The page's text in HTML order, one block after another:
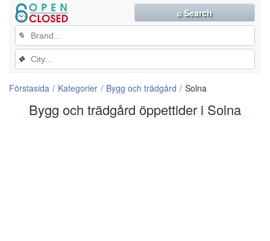
Bygg och trädgård öppettider i Solna
✎
❖
⌕ Search
Förstasida Kategorier Bygg och trädgård Solna